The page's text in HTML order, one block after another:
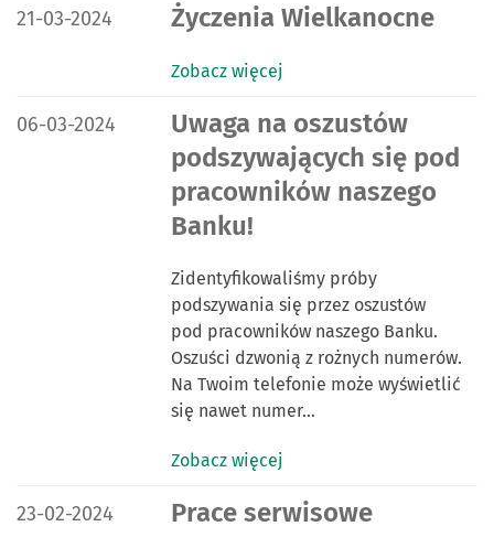
DATA PUBLIKACJI:
21-03-2024 Życzenia Wielkanocne
Zobacz więcej
DATA PUBLIKACJI:
06-03-2024
Uwaga na oszustów
podszywających się pod
pracowników naszego
Banku!
Zidentyfikowaliśmy próby
podszywania się przez oszustów
pod pracowników naszego Banku.
Oszuści dzwonią z rożnych numerów.
Na Twoim telefonie może wyświetlić
się nawet numer…
Zobacz więcej
DATA PUBLIKACJI:
23-02-2024 Prace serwisowe